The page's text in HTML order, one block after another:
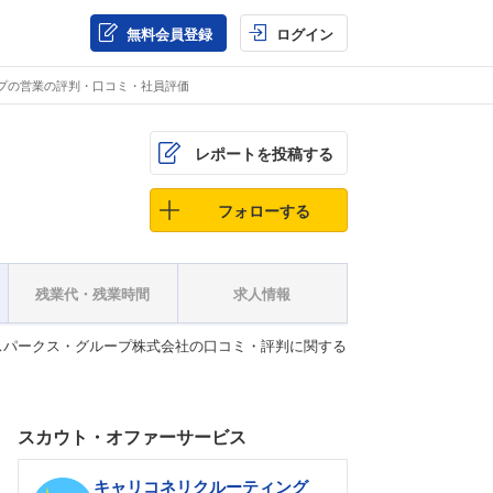
無料会員登録 ログイン
の営業の評判・口コミ・社員評価
レポートを投稿する
フォローする
残業代・残業時間 求人情報
ークス・グループ株式会社の口コミ・評判に関する
スカウト・オファーサービス
キャリコネリクルーティング